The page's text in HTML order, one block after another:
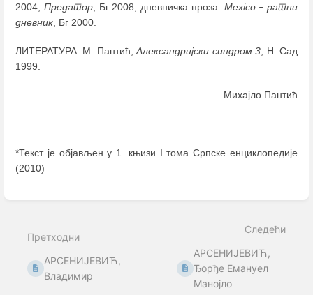
2004; Предатор, Бг 2008; дневничка проза: Mexico – ратни
дневник , Бг 2000.
ЛИТЕРАТУРА: М. Пантић,Александријски синдром 3 , Н. Сад
1999.
Михајло Пантић
*Текст је објављен у 1. књизи I тома Српске енциклопедије
(2010)
mode
Претходни
АРСЕНИЈЕВИЋ,
Владимир
Следећи
АРСЕНИЈЕВИЋ,
Ђорђе Емануел
Манојло